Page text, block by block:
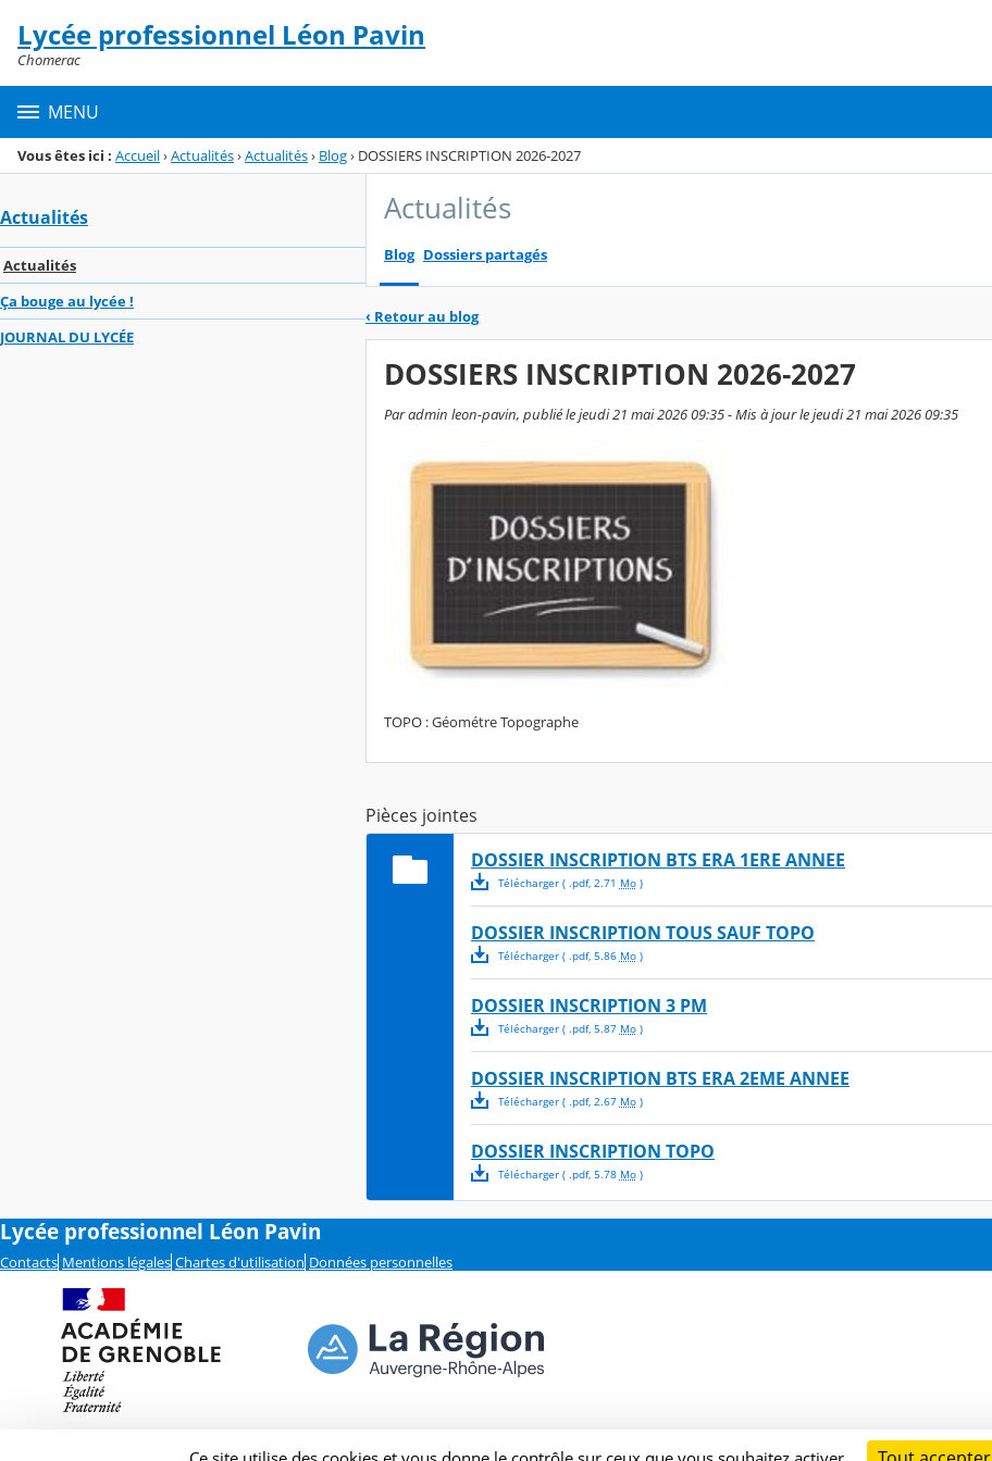
Menu de la rubrique
Contenu
Lycée professionnel Léon Pavin
Chomerac
MENU
Vous êtes ici : Accueil›Actualités›Actualités› Blog› DOSSIERS INSCRIPTION 2026-2027
Actualités
Actualités
Ça bouge au lycée !
JOURNAL DU LYCÉE
Actualités
Blog Dossiers partagés
‹ Retour au blog
DOSSIERS INSCRIPTION 2026-2027
Par admin leon-pavin, publié le jeudi 21 mai 2026 09:35 - Mis à jour le jeudi 21 mai 2026 09:35
TOPO : Géométre Topographe
Pièces jointes
DOSSIER INSCRIPTION BTS ERA 1ERE ANNEE
Télécharger( .pdf, 2.71 Mo)
DOSSIER INSCRIPTION TOUS SAUF TOPO
Télécharger( .pdf, 5.86 Mo)
DOSSIER INSCRIPTION 3 PM
Télécharger( .pdf, 5.87 Mo)
DOSSIER INSCRIPTION BTS ERA 2EME ANNEE
Télécharger( .pdf, 2.67 Mo)
DOSSIER INSCRIPTION TOPO
Télécharger( .pdf, 5.78 Mo)
Lycée professionnel Léon Pavin
Contacts Mentions légales Chartes d'utilisation Données personnelles